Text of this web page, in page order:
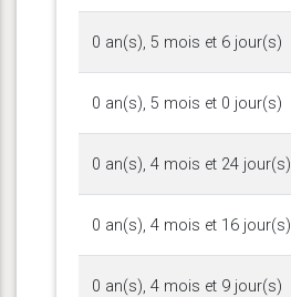
0 an(s), 5 mois et 6 jour(s)
0 an(s), 5 mois et 0 jour(s)
0 an(s), 4 mois et 24 jour(s)
0 an(s), 4 mois et 16 jour(s)
0 an(s), 4 mois et 9 jour(s)